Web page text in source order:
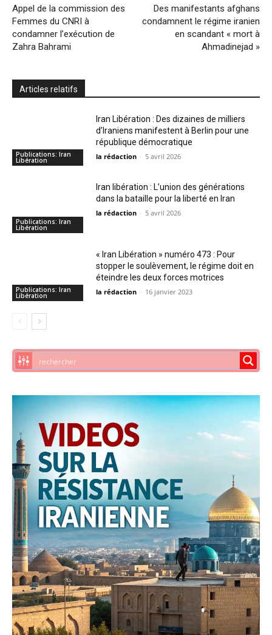
Appel de la commission des
Femmes du CNRI à
condamner l’exécution de
Zahra Bahrami
Des manifestants afghans
condamnent le régime iranien
en scandant « mort à
Ahmadinejad »
Articles relatifs
Publications: Iran
Libération
Iran Libération : Des dizaines de milliers
d’Iraniens manifestent à Berlin pour une
république démocratique
la rédaction - 5 avril 2026
Publications: Iran
Libération
Iran libération : L’union des générations
dans la bataille pour la liberté en Iran
la rédaction - 5 avril 2026
Publications: Iran
Libération
« Iran Libération » numéro 473 : Pour
stopper le soulèvement, le régime doit en
éteindre les deux forces motrices
la rédaction - 16 janvier 2023